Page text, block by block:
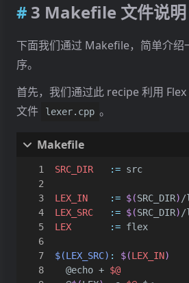
3 Makefile 文件说明
下面我们通过 Makefile，简单介绍
序。
首先，我们通过此 recipe 利用
文件
lexer.cpp 。
SRC_DIR :=
LEX_IN := $(SRC_DIR)
LEX_SRC
:= $(SRC_DIR)
LEX
:=
$(LEX_SRC) : $(LEX_IN)
	@echo +
$@